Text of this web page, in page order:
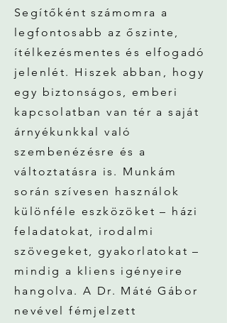
Segítőként számomra a
legfontosabb az őszinte,
ítélkezésmentes és elfogadó
jelenlét. Hiszek abban, hogy
egy biztonságos, emberi
kapcsolatban van tér a saját
árnyékunkkal való
szembenézésre és a
változtatásra is. Munkám
során szívesen használok
különféle eszközöket – házi
feladatokat, irodalmi
szövegeket, gyakorlatokat –
mindig a kliens igényeire
hangolva. A Dr. Máté Gábor
nevével fémjelzett